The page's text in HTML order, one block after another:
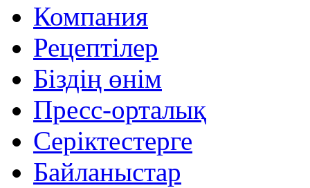
Компания
Рецептілер
Біздің өнім
Пресс-орталық
Серіктестерге
Байланыстар